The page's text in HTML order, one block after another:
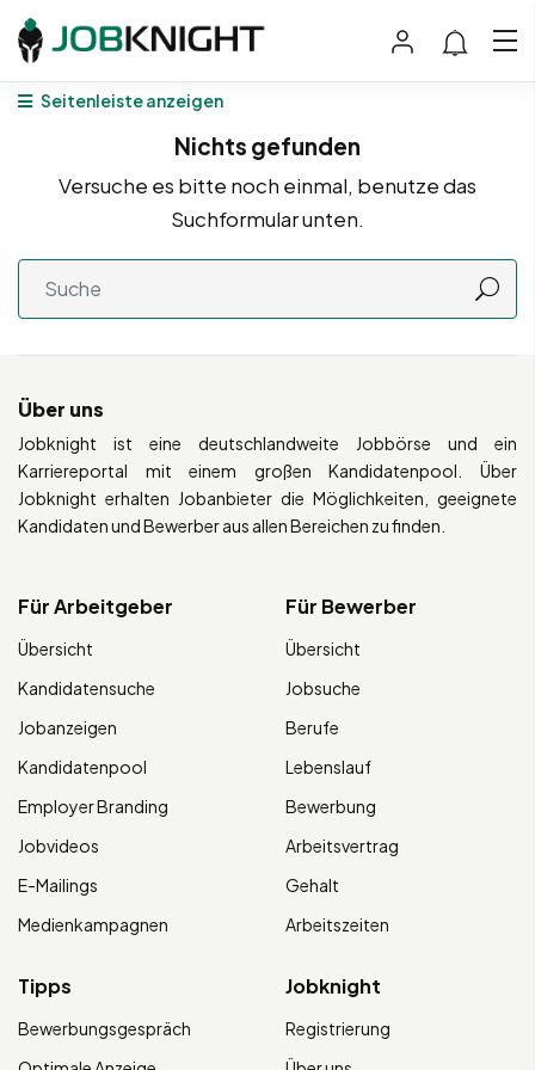
Seitenleiste anzeigen
Nichts gefunden
Versuche es bitte noch einmal, benutze das
Suchformular unten.
Über uns
Jobknight ist eine deutschlandweite Jobbörse und ein
Karriereportal mit einem großen Kandidatenpool. Über
Jobknight erhalten Jobanbieter die Möglichkeiten, geeignete
Kandidaten und Bewerber aus allen Bereichen zu finden.
Für Arbeitgeber
Übersicht
Kandidatensuche
Jobanzeigen
Kandidatenpool
Employer Branding
Jobvideos
E-Mailings
Medienkampagnen
Für Bewerber
Übersicht
Jobsuche
Berufe
Lebenslauf
Bewerbung
Arbeitsvertrag
Gehalt
Arbeitszeiten
Tipps
Bewerbungsgespräch
Jobknight
Registrierung